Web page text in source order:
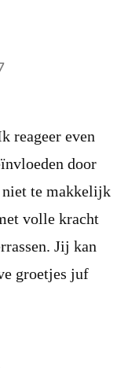
reageer even
door
te makkelijk
volle kracht
Jij kan
groetjes juf